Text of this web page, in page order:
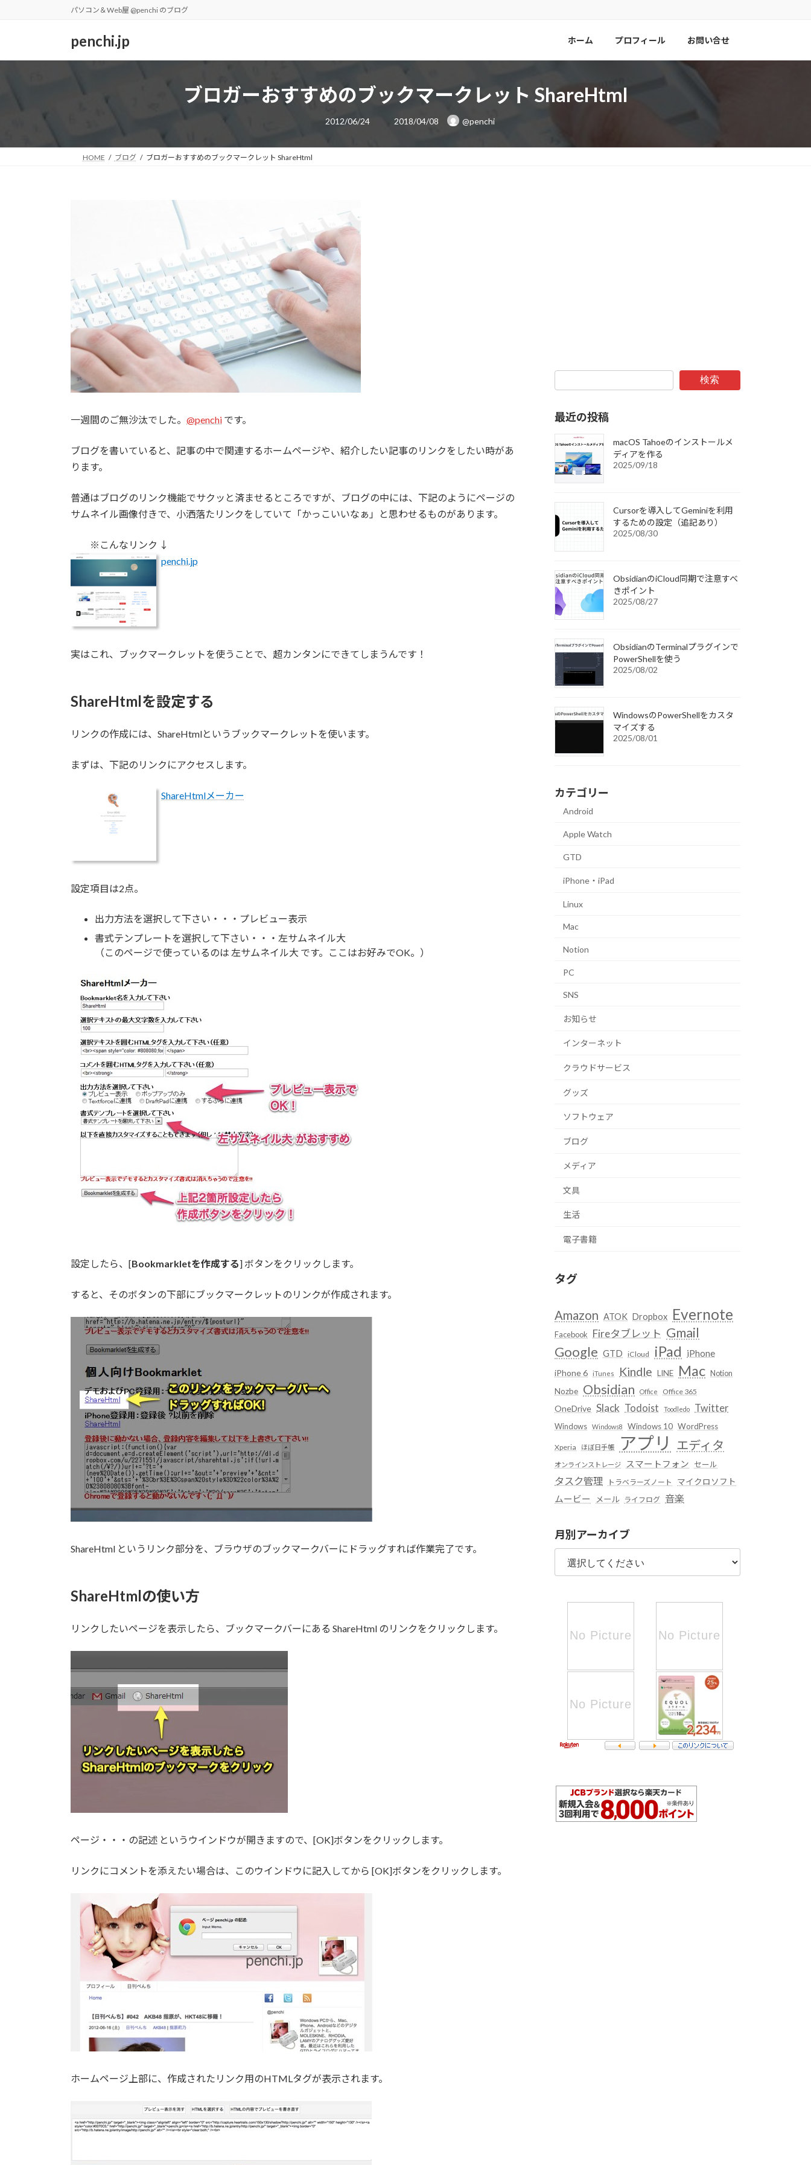
パソコン＆Web屋 @penchi のブログ
penchi.jp ホーム プロフィール お問い合せ
ブロガーおすすめのブックマークレット ShareHtml
2012/06/24
最
終
日
2018/04/08 @penchi
HOME ブログ ブロガーおすすめのブックマークレット ShareHtml
一週間のご無沙汰でした。 @penchi です。
ブログを書いていると、記事の中で関連するホームページや、紹介したい記事のリンクをしたい時があ
ります。
普通はブログのリンク機能でサクッと済ませるところですが、ブログの中には、下記のようにページの
サムネイル画像付きで、小洒落たリンクをしていて「かっこいいなぁ」と思わせるものがあります。
※こんなリンク ↓
penchi.jp
実はこれ、ブックマークレットを使うことで、超カンタンにできてしまうんです！
ShareHtmlを設定する
リンクの作成には、ShareHtmlというブックマークレットを使います。
まずは、下記のリンクにアクセスします。
ShareHtmlメーカー
設定項目は2点。
出力方法を選択して下さい・・・プレビュー表示
書式テンプレートを選択して下さい・・・左サムネイル大
（このページで使っているのは 左サムネイル大 です。ここはお好みでOK。）
設定したら、[Bookmarkletを作成する] ボタンをクリックします。
すると、そのボタンの下部にブックマークレットのリンクが作成されます。
ShareHtml というリンク部分を、ブラウザのブックマークバーにドラッグすれば作業完了です。
ShareHtmlの使い方
リンクしたいページを表示したら、ブックマークバーにある ShareHtml のリンクをクリックします。
ページ・・・の記述 というウインドウが開きますので、[OK]ボタンをクリックします。
リンクにコメントを添えたい場合は、このウインドウに記入してから [OK]ボタンをクリックします。
ホームページ上部に、作成されたリンク用のHTMLタグが表示されます。
検索
最近の投稿
macOS Tahoeのインストールメ
ディアを作る
2025/09/18
Cursorを導入してGeminiを利用
するための設定（追記あり）
2025/08/30
ObsidianのiCloud同期で注意すべ
きポイント
2025/08/27
ObsidianのTerminalプラグインで
PowerShellを使う
2025/08/02
WindowsのPowerShellをカスタ
マイズする
2025/08/01
カテゴリー
Android
Apple Watch
GTD
iPhone・iPad
Linux
Mac
Notion
PC
SNS
お知らせ
インターネット
クラウドサービス
グッズ
ソフトウェア
ブログ
メディア
文具
生活
電子書籍
タグ
Amazon ATOK Dropbox Evernote
Facebook Fireタブレット Gmail
Google GTD iCloud iPad iPhone
iPhone 6 iTunes Kindle LINE Mac Notion
Nozbe Obsidian Office Office 365
OneDrive Slack Todoist Toodledo Twitter
Windows Windows8 Windows 10 WordPress
Xperia ほぼ日手帳 アプリ エディタ
オンラインストレージ スマートフォン セール
タスク管理 トラベラーズノート マイクロソフト
ムービー メール ライフログ 音楽
月別アーカイブ